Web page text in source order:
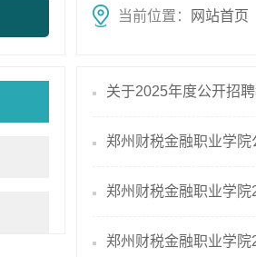
当前位置： 网站首页
关于2025年度公开招
郑州财税金融职业学
郑州财税金融职业学
郑州财税金融职业学